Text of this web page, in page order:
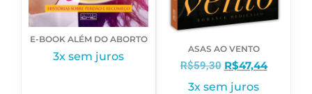
E-BOOK ALÉM DO ABORTO
3x sem juros
ASAS AO VENTO
R$59,30 R$47,44
3x sem juros